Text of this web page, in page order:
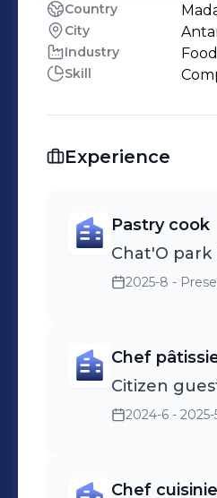
Country
City
Industry
Skill
Experience
Pastry cook
Chat'O park
2025-8 -
Chef
Citizen
2024-6 - 2025-
Chef